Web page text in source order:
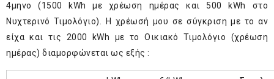
4μηνο (1500 kWh με χρέωση ημέρας και 500 kWh στο
Νυχτερινό Τιμολόγιο). Η χρέωσή μου σε σύγκριση με το αν
είχα και τις 2000 kWh με το Οικιακό Τιμολόγιο (χρέωση
ημέρας) διαμορφώνεται ως εξής :